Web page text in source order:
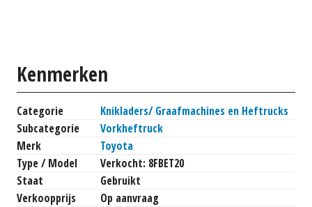
Kenmerken
Categorie
Knikladers/ Graafmachines en Heftrucks
Subcategorie
Vorkheftruck
Merk
Toyota
Type / Model
Verkocht: 8FBET20
Staat
Gebruikt
Verkoopprijs
Op aanvraag